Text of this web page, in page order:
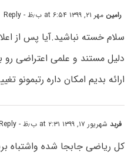
رامین مهر ۲۱, ۱۳۹۹ at ۶:۵۴ ب٫ظ - Reply
سلام خسته نباشید.آیا پس از
دلیل مستند و علمی اعتراضی
ارائه بدیم امکان داره رتبمونو
فربدشهریور ۱۷, ۱۳۹۹ at ۲:۳۱ ب٫ظ - Reply
کل ریاضی جابجا شده واشتباه